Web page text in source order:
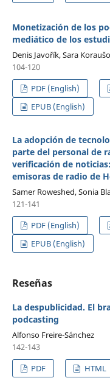
Monetización de los
mediático de los
Denis Javořík, Sara
104-120
PDF (English)
EPUB (English)
La adopción de
parte del personal de
verificación de
emisoras de radio de
Samer Roweshed, Sonia
121-141
PDF (English)
EPUB (English)
Reseñas
La despublicidad. El
podcasting
Alfonso Freire-Sánchez
142-143
PDF
HTML